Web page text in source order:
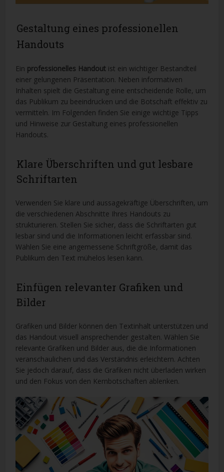
Gestaltung eines professionellen
Handouts
Ein professionelles Handout ist ein wichtiger Bestandteil
einer gelungenen Präsentation. Neben informativen
Inhalten spielt die Gestaltung eine entscheidende Rolle, um
das Publikum zu beeindrucken und die Botschaft effektiv zu
vermitteln. Im Folgenden finden Sie einige wichtige Tipps
und Hinweise zur Gestaltung eines professionellen
Handouts.
Klare Überschriften und gut lesbare
Schriftarten
Verwenden Sie klare und aussagekräftige Überschriften, um
die verschiedenen Abschnitte Ihres Handouts zu
strukturieren. Stellen Sie sicher, dass die Schriftarten gut
lesbar sind und die Informationen leicht erfassbar sind.
Wählen Sie eine angemessene Schriftgröße, damit das
Publikum den Text mühelos lesen kann.
Einfügen relevanter Grafiken und
Bilder
Grafiken und Bilder können den Textinhalt unterstützen und
das Handout visuell ansprechender gestalten. Wählen Sie
relevante Grafiken und Bilder aus, die die Informationen
veranschaulichen und das Verständnis erleichtern. Achten
Sie jedoch darauf, dass die Grafiken nicht überladen wirken
und den Fokus von den Kernbotschaften ablenken.